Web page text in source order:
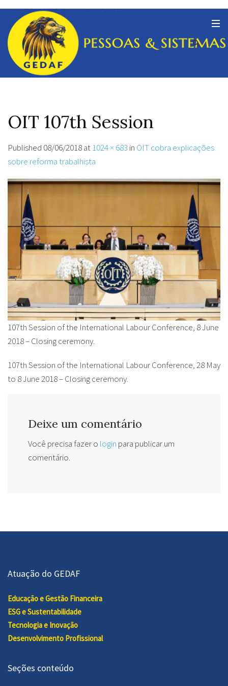
OIT 107th Session
Published 08/06/2018at1024 × 683 in OIT cobra explicações
sobre reforma trabalhista
107th Session of the International Labour Conference, 8 June
2018 – Closing ceremony.
107th Session of the International Labour Conference, 28 May
to 8 June 2018 – Closing ceremony.
Deixe um comentário
Você precisa fazer o login para publicar um
comentário.
Atuação do GEDAF
Educação e Gestão Financeira
ESG e Sustentabilidade
Tecnologia e Inovação
Desenvolvimento Profissional
Seções conteúdo